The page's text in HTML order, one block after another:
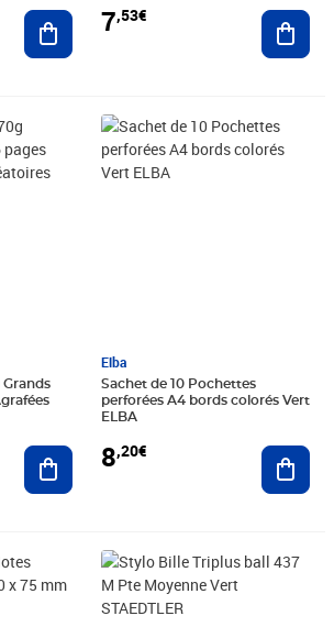
Ajouter au panier
7,53€
Ajouter au panier
Elba
Sachet de 10 Pochettes
perforées A4 bords colorés Vert
ELBA
8,20€
Prix 8,20€
Prix 2,96€